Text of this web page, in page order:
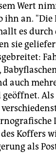
Wert
an. "Die
es durch
sie
auch
Als
Koffers
als